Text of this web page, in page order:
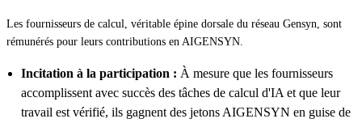
Les fournisseurs de calcul, véritable épine dorsale du réseau Gensyn, sont
rémunérés pour leurs contributions en AIGENSYN.
Incitation à la participation : À mesure que les fournisseurs
accomplissent avec succès des tâches de calcul d'IA et que leur
travail est vérifié, ils gagnent des jetons AIGENSYN en guise de